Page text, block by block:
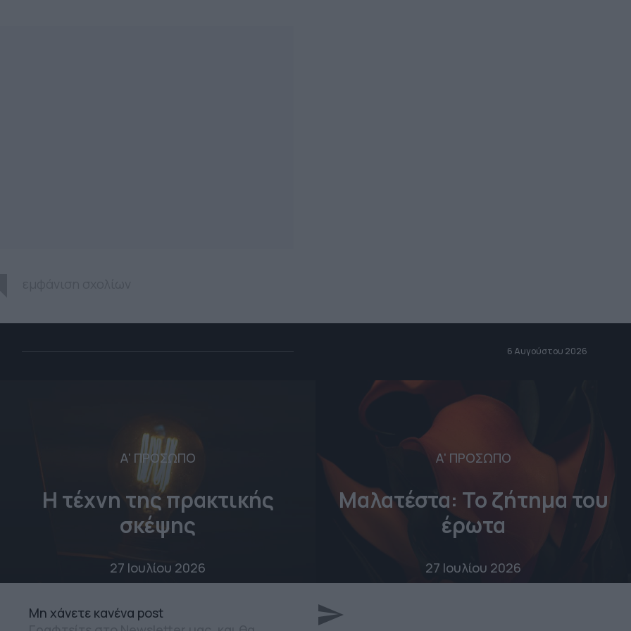
6 Αυγούστου 2026
Α' ΠΡΟΣΩΠΟ
Η τέχνη της πρακτικής
σκέψης
27 Ιουλίου 2026
Α' ΠΡΟΣΩΠΟ
Μαλατέστα: Το ζήτημα του
έρωτα
27 Ιουλίου 2026
Mη χάνετε κανένα post